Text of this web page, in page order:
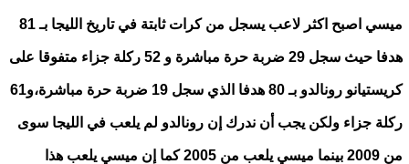
ميسي اصبح اكثر لاعب يسجل من كرات ثابتة في تاريخ الليجا بـ 81
هدفا حيث سجل 29 ضربة حرة مباشرة و 52 ركلة جزاء متفوقا على
كريستيانو رونالدو بـ 80 هدفا الذي سجل 19 ضربة حرة مباشرة،و61
ركلة جزاء ولكن يجب أن ندرك إن رونالدو لم يلعب في الليجا سوى
من 2009 بينما ميسي يلعب من 2005 كما إن ميسي يلعب هذا